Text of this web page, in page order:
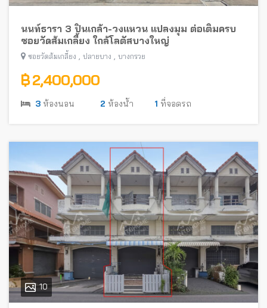
นนท์ธารา 3 ปิ่นเกล้า-วงแหวน แปลงมุม ต่อเติมครบ
ซอยวัดส้มเกลี้ยง ใกล้โลตัสบางใหญ่
ซอยวัดส้มเกลี้ยง ปลายบาง บางกรวย
฿ 2,400,000
3 ห้องนอน 2 ห้องน้ำ 1 ที่จอดรถ
10